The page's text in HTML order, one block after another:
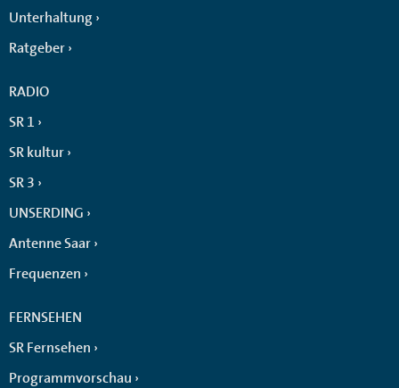
Unterhaltung
Ratgeber
RADIO
SR 1
SR kultur
SR 3
UNSERDING
Antenne Saar
Frequenzen
FERNSEHEN
SR Fernsehen
Programmvorschau